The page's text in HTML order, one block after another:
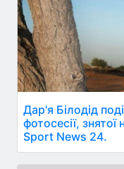
Дар'я Білодід
фотосесії,
Sport News 24.